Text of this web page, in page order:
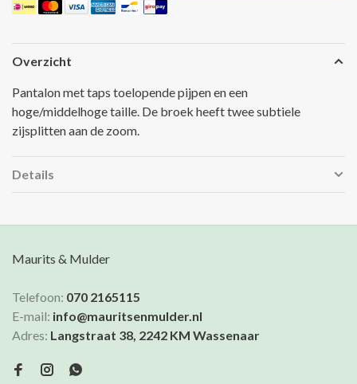
Overzicht
Pantalon met taps toelopende pijpen en een
hoge/middelhoge taille. De broek heeft twee subtiele
zijsplitten aan de zoom.
Details
Maurits & Mulder
Telefoon: 070 2165115
E-mail: info@mauritsenmulder.nl
Adres: Langstraat 38, 2242 KM Wassenaar